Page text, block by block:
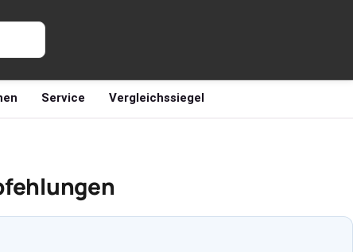
Service Vergleichssiegel